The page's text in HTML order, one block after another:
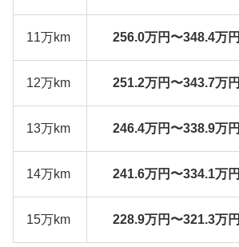
11万km 256.0万円〜348.4万円
12万km 251.2万円〜343.7万円
13万km 246.4万円〜338.9万円
14万km 241.6万円〜334.1万円
15万km 228.9万円〜321.3万円